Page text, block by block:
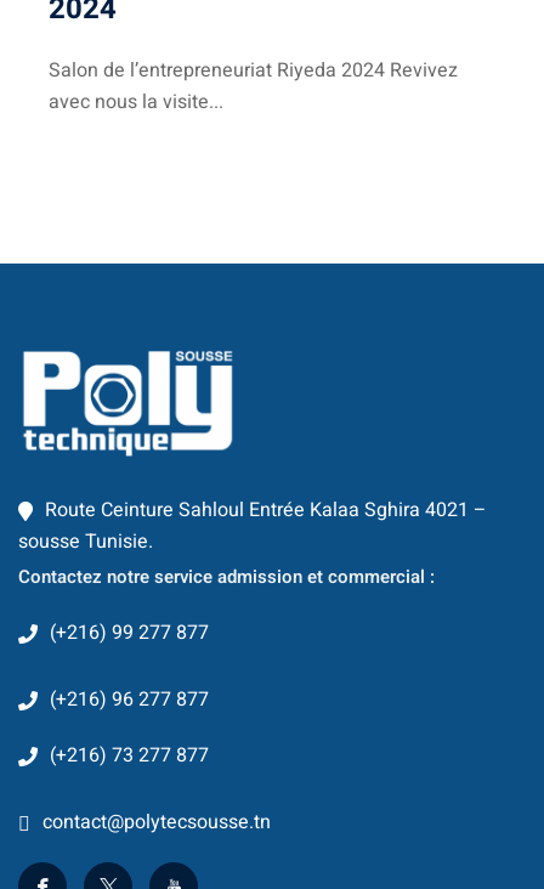
2024
Salon de l’entrepreneuriat Riyeda 2024 Revivez
avec nous la visite...
Route Ceinture Sahloul Entrée Kalaa Sghira 4021 –
sousse Tunisie.
Contactez notre service admission et commercial :
(+216) 99 277 877
(+216) 96 277 877
(+216) 73 277 877
contact@polytecsousse.tn